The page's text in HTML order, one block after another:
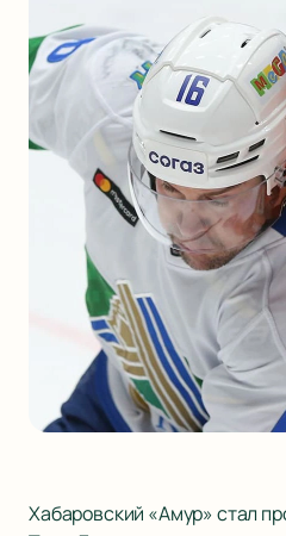
Хабаровский «Амур» стал